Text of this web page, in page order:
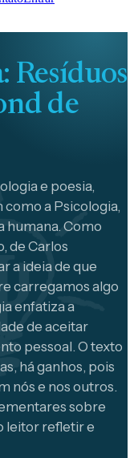
Resíduos
de
e poesia,
a Psicologia,
humana. Como
de Carlos
a ideia de que
carregamos algo
enfatiza a
de aceitar
pessoal. O texto
há ganhos, pois
nós e nos outros.
sobre
leitor refletir e